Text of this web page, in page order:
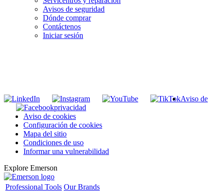
Avisos de seguridad
Dónde comprar
Contáctenos
Iniciar sesión
Aviso de
privacidad
Aviso de cookies
Configuración de cookies
Mapa del sitio
Condiciones de uso
Informar una vulnerabilidad
Explore Emerson
Professional Tools Our Brands